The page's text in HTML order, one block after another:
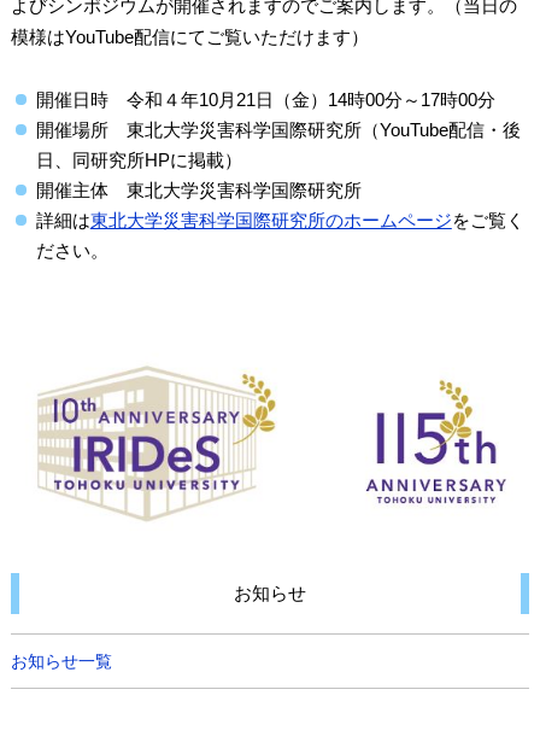
よびシンポジウムが開催されますのでご案内します。（当日の
模様はYouTube配信にてご覧いただけます）
開催日時 令和４年10月21日（金）14時00分～17時00分
開催場所 東北大学災害科学国際研究所（YouTube配信・後
日、同研究所HPに掲載）
開催主体 東北大学災害科学国際研究所
詳細は東北大学災害科学国際研究所のホームページをご覧く
ださい。
お知らせ
お知らせ一覧